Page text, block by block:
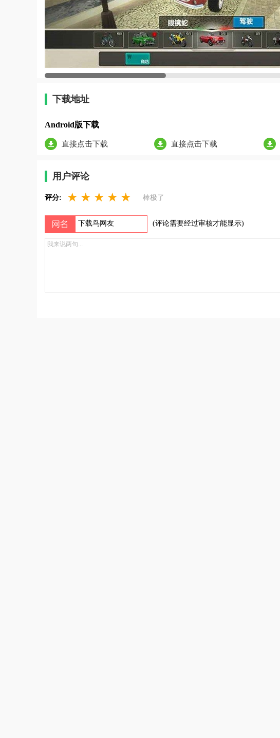
下载地址
Android版下载
直接点击下载 直接点击下载
用户评论
评分: ★ ★ ★ ★ ★ 棒极了
(评论需要经过审核才能显示)